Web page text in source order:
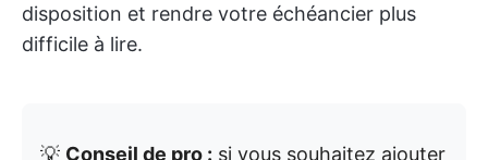
disposition et rendre votre échéancier plus
difficile à lire.
💡 Conseil de pro : si vous souhaitez ajouter